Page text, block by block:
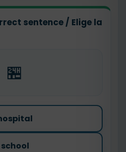
sentence / Elige la
🏪
school